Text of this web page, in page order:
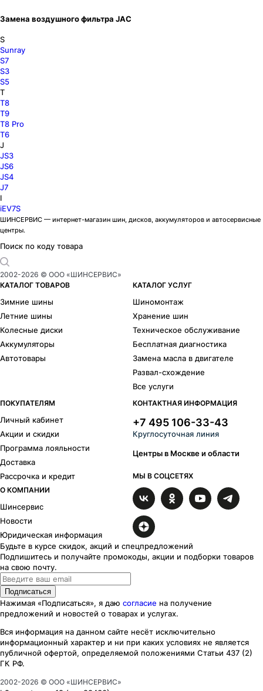
Замена воздушного фильтра JAC
S
Sunray
S7
S3
S5
T
T8
T9
T8 Pro
T6
J
JS3
JS6
JS4
J7
I
iEV7S
ШИНСЕРВИС — интернет-магазин шин, дисков, аккумуляторов и автосервисные
центры.
Поиск по коду товара
2002-2026 © ООО «ШИНСЕРВИС»
КАТАЛОГ ТОВАРОВ
Зимние шины
Летние шины
Колесные диски
Аккумуляторы
Автотовары
КАТАЛОГ УСЛУГ
Шиномонтаж
Хранение шин
Техническое обслуживание
Бесплатная диагностика
Замена масла в двигателе
Развал-схождение
Все услуги
ПОКУПАТЕЛЯМ
Личный кабинет
Акции и скидки
Программа лояльности
Доставка
Рассрочка и кредит
О КОМПАНИИ
Шинсервис
Новости
Юридическая информация
КОНТАКТНАЯ ИНФОРМАЦИЯ
+7 495 106-33-43
Круглосуточная линия
Центры в Москве и области
МЫ В СОЦСЕТЯХ
Будьте в курсе скидок, акций и спецпредложений
Подпишитесь и получайте промокоды, акции и подборки товаров
на свою почту.
Подписаться
Нажимая «Подписаться», я даю согласие на получение
предложений и новостей о товарах и услугах.
Вся информация на данном сайте несёт исключительно
информационный характер и ни при каких условиях не является
публичной офертой, определяемой положениями Статьи 437 (2)
ГК РФ.
2002-2026 © ООО «ШИНСЕРВИС»